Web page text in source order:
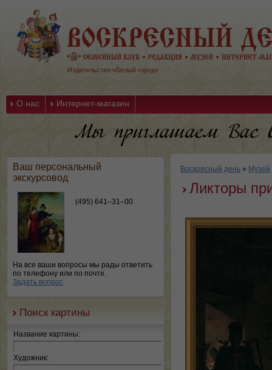
Издательство «Белый город»
О нас Интернет-магазин
Ваш персональный
экскурсовод
(495) 641–31–00
На все ваши вопросы мы рады ответить
по телефону или по почте.
Задать вопрос
Поиск картины
Название картины:
Художник:
Воскресный день » Музей
Ликторы